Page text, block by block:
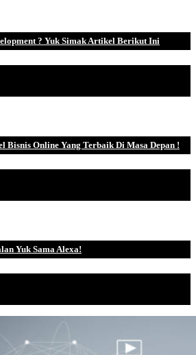
? Yuk Simak Artikel Berikut Ini
Bisnis Online Yang Terbaik Di Masa Depan !
Yuk Sama Alexa!